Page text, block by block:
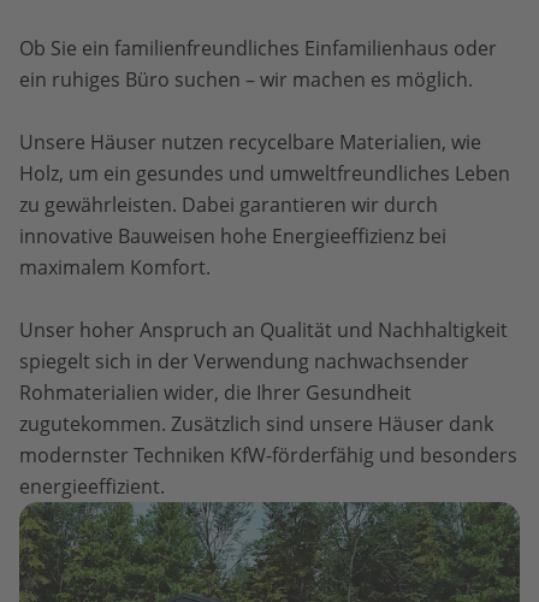
Ob Sie ein familienfreundliches Einfamilienhaus oder
ein ruhiges Büro suchen – wir machen es möglich.
Unsere Häuser nutzen recycelbare Materialien, wie
Holz, um ein gesundes und umweltfreundliches Leben
zu gewährleisten. Dabei garantieren wir durch
innovative Bauweisen hohe Energieeffizienz bei
maximalem Komfort.
Unser hoher Anspruch an Qualität und Nachhaltigkeit
spiegelt sich in der Verwendung nachwachsender
Rohmaterialien wider, die Ihrer Gesundheit
zugutekommen. Zusätzlich sind unsere Häuser dank
modernster Techniken KfW-förderfähig und besonders
energieeffizient.